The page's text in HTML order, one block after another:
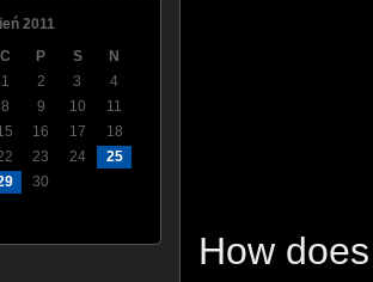
How
2011
C P S
N
1
2 3
4
8 9 10
11
16 17
18
23 24
25
30